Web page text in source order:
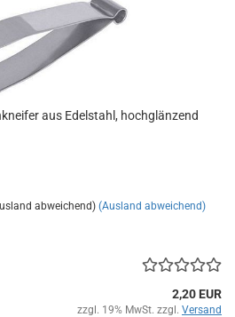
aus Edelstahl, hochglänzend
abweichend) (Ausland abweichend)
2,20 EUR
zzgl. 19% MwSt. zzgl. Versand